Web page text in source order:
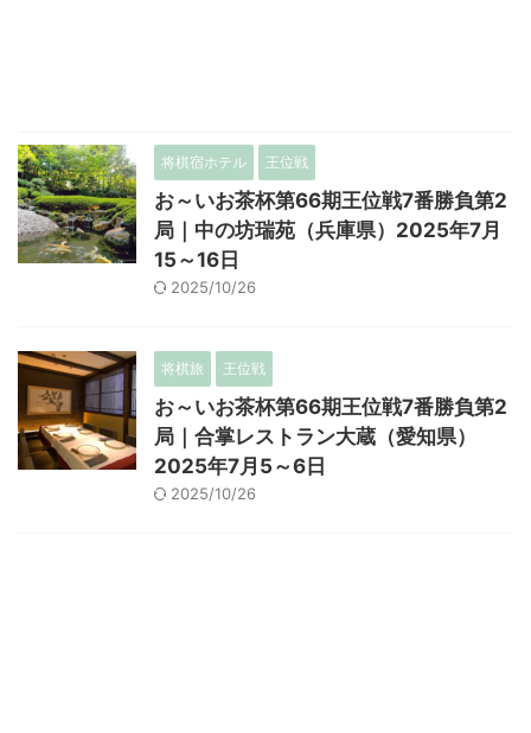
将棋宿ホテル 王位戦
お～いお茶杯第66期王位戦7番勝負第2
局｜中の坊瑞苑（兵庫県）2025年7月
15～16日
2025/10/26
将棋旅 王位戦
お～いお茶杯第66期王位戦7番勝負第2
局｜合掌レストラン大蔵（愛知県）
2025年7月5～6日
2025/10/26